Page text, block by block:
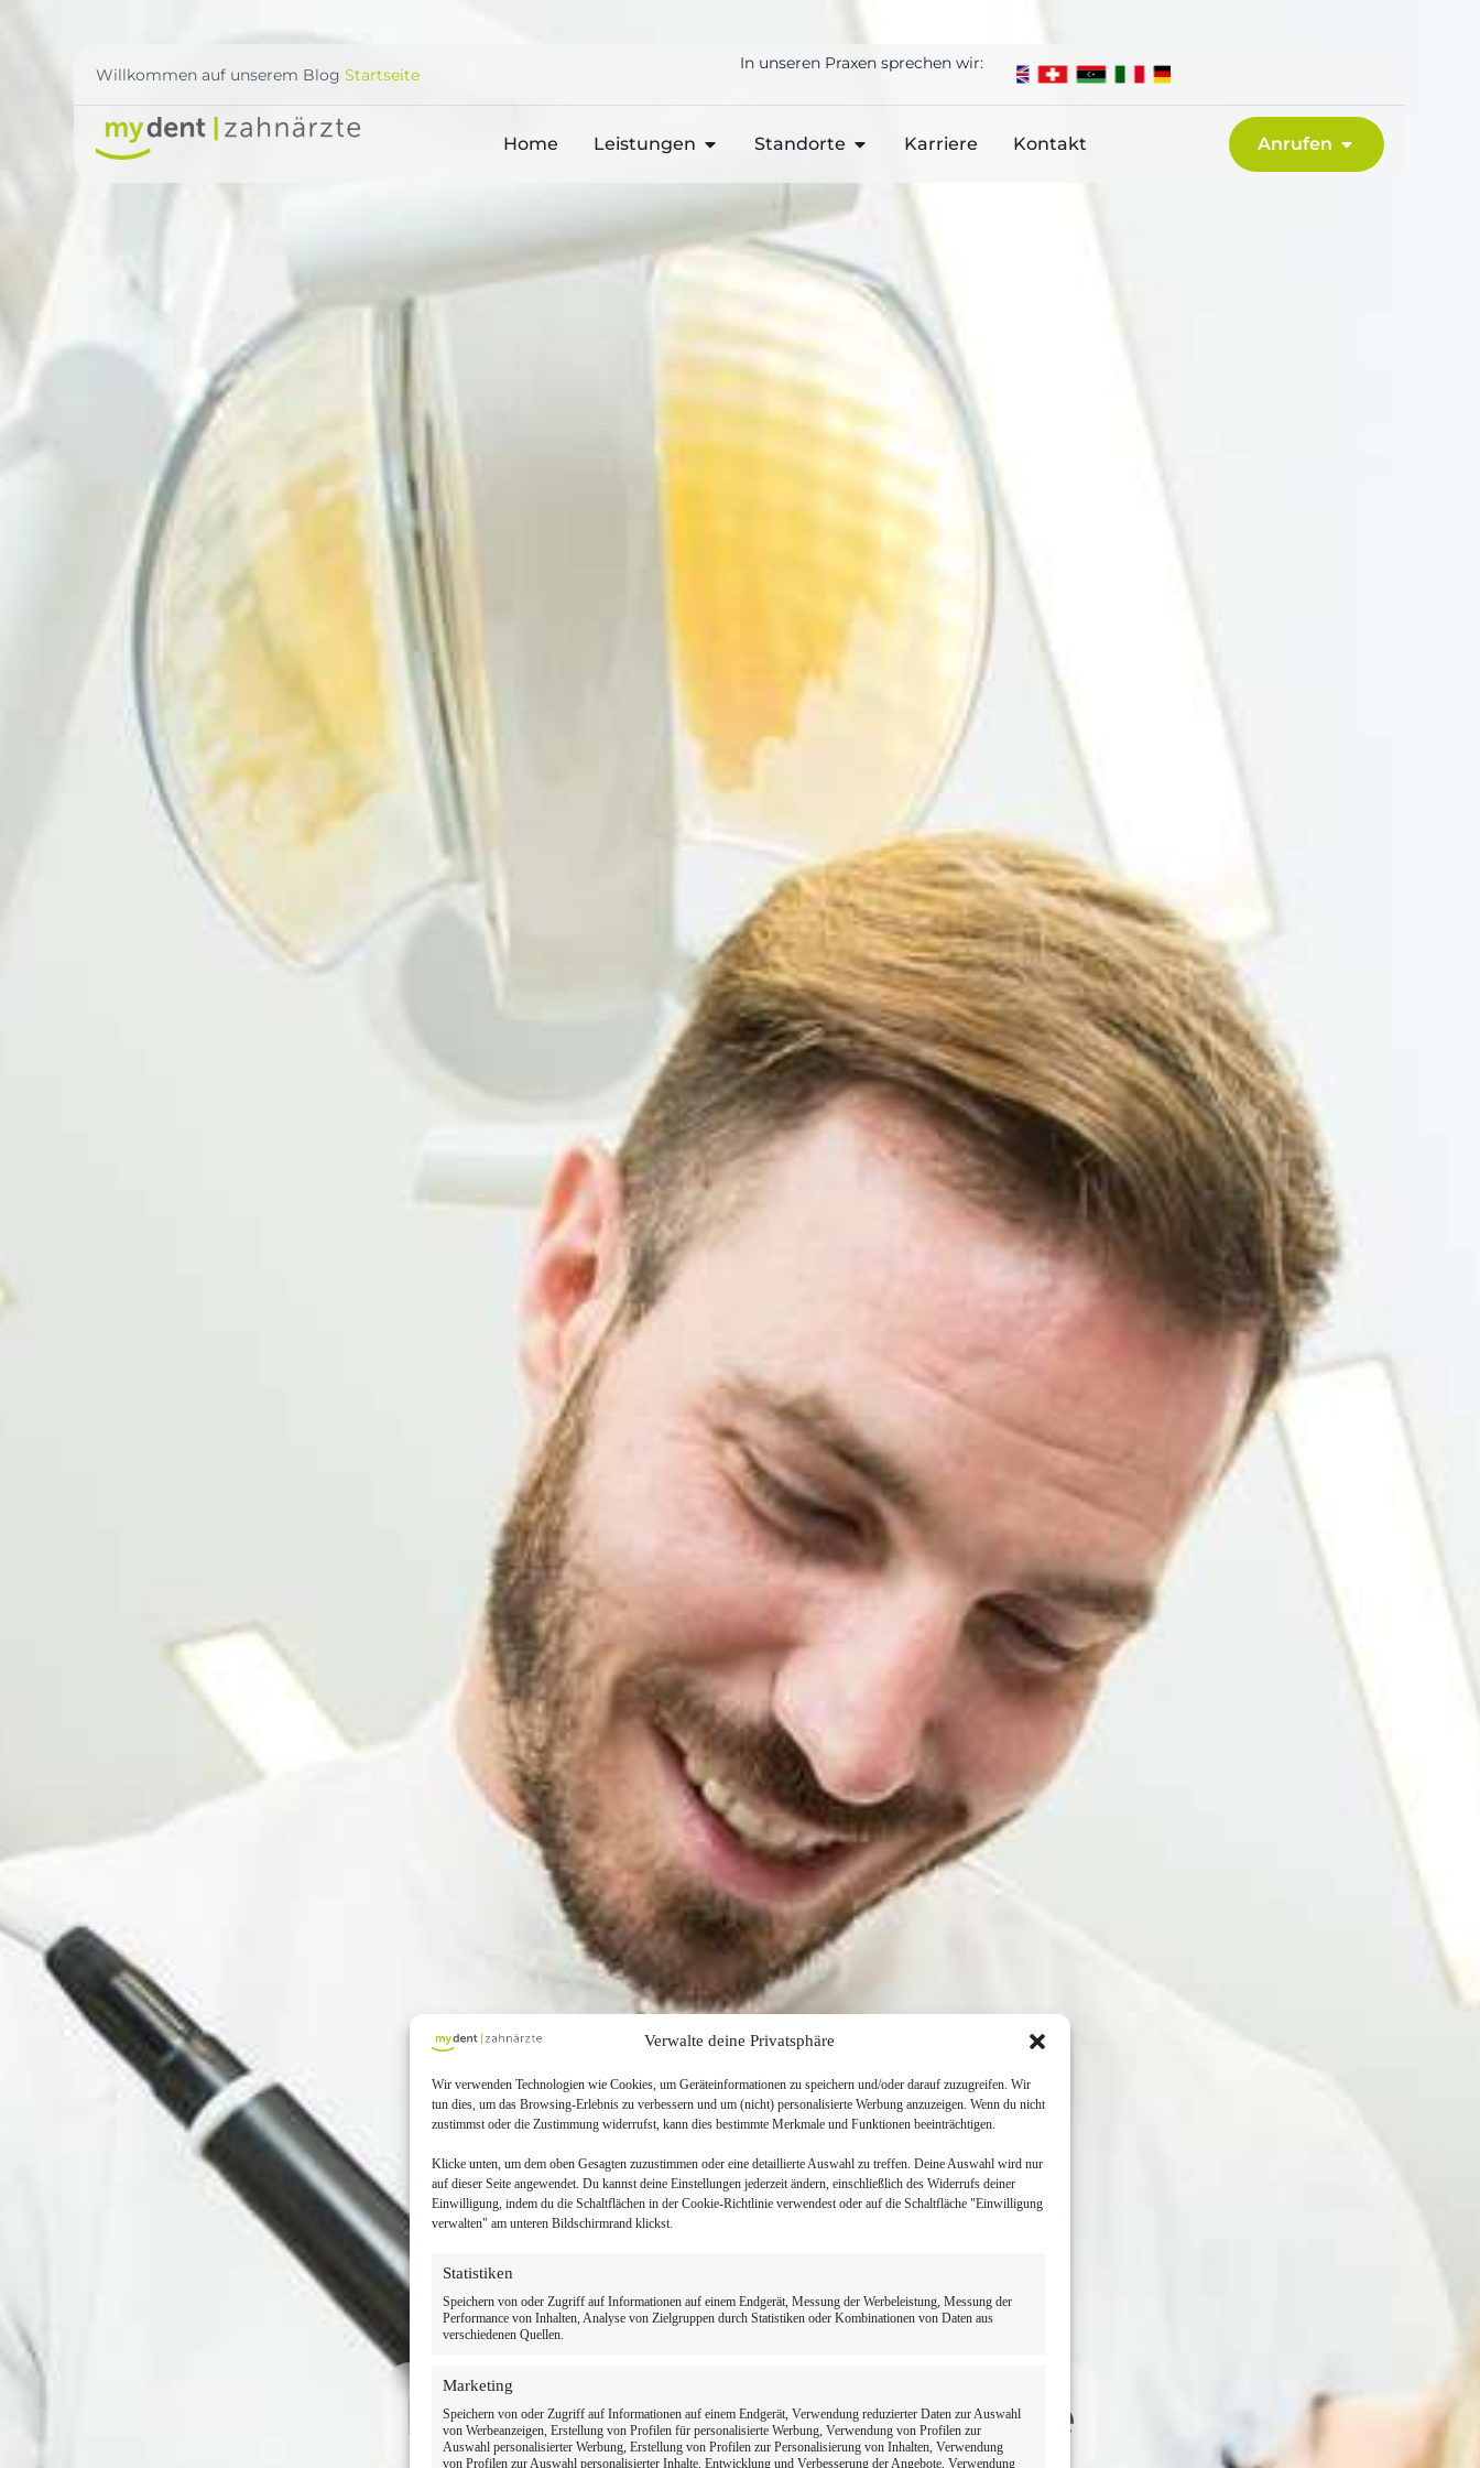
Verwalte deine Privatsphäre
Wir verwenden Technologien wie Cookies, um Geräteinformationen zu speichern und/oder darauf zuzugreifen. Wir
tun dies, um das Browsing-Erlebnis zu verbessern und um (nicht) personalisierte Werbung anzuzeigen. Wenn du nicht
zustimmst oder die Zustimmung widerrufst, kann dies bestimmte Merkmale und Funktionen beeinträchtigen.
Klicke unten, um dem oben Gesagten zuzustimmen oder eine detaillierte Auswahl zu treffen. Deine Auswahl wird nur
auf dieser Seite angewendet. Du kannst deine Einstellungen jederzeit ändern, einschließlich des Widerrufs deiner
Einwilligung, indem du die Schaltflächen in der Cookie-Richtlinie verwendest oder auf die Schaltfläche "Einwilligung
verwalten" am unteren Bildschirmrand klickst.
Statistiken
Speichern von oder Zugriff auf Informationen auf einem Endgerät, Messung der Werbeleistung, Messung der
Performance von Inhalten, Analyse von Zielgruppen durch Statistiken oder Kombinationen von Daten aus
verschiedenen Quellen.
Marketing
Speichern von oder Zugriff auf Informationen auf einem Endgerät, Verwendung reduzierter Daten zur Auswahl
von Werbeanzeigen, Erstellung von Profilen für personalisierte Werbung, Verwendung von Profilen zur
Auswahl personalisierter Werbung, Erstellung von Profilen zur Personalisierung von Inhalten, Verwendung
von Profilen zur Auswahl personalisierter Inhalte, Entwicklung und Verbesserung der Angebote, Verwendung
Willkommen auf unserem BlogStartseite
In unseren Praxen sprechen wir:
Home Leistungen Standorte Karriere Kontakt Anrufen
Ihr Zahnarzt in Ihrer Nähe